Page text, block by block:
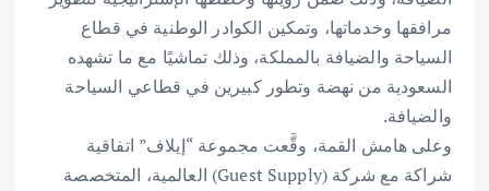
مرافقها وخدماتها، وتمكين الكوادر الوطنية في قطاع
السياحة والضيافة بالمملكة، وذلك تماشيًا مع ما تشهده
السعودية من نهضة وتطور كبيرين في قطاعي السياحة
والضيافة.
وعلى هامش القمة، وقَّعت مجموعة “إيلاف” اتفاقية
شراكة مع شركة (Guest Supply) العالمية، المتخصصة